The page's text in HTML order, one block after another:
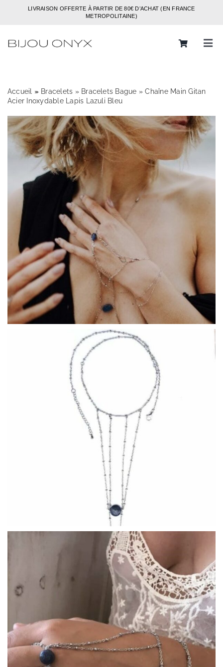
LIVRAISON OFFERTE À PARTIR DE 80€ D’ACHAT (EN FRANCE
METROPOLITAINE)
Bijoux
Bagues
Boucles d’oreilles
Bracelets
Colliers
Chaines
COLLECTIONS DE BIJOUX
Idées Cadeaux
NOUVEAUTES
Accueil »
» Bracelets » Bracelets Bague »Chaîne Main Gitan
Acier Inoxydable Lapis Lazuli Bleu